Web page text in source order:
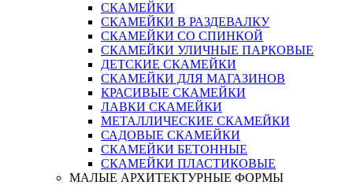
СКАМЕЙКИ
СКАМЕЙКИ В РАЗДЕВАЛКУ
СКАМЕЙКИ СО СПИНКОЙ
СКАМЕЙКИ УЛИЧНЫЕ ПАРКОВЫЕ
ДЕТСКИЕ СКАМЕЙКИ
СКАМЕЙКИ ДЛЯ МАГАЗИНОВ
КРАСИВЫЕ СКАМЕЙКИ
ЛАВКИ СКАМЕЙКИ
МЕТАЛЛИЧЕСКИЕ СКАМЕЙКИ
САДОВЫЕ СКАМЕЙКИ
СКАМЕЙКИ БЕТОННЫЕ
СКАМЕЙКИ ПЛАСТИКОВЫЕ
МАЛЫЕ АРХИТЕКТУРНЫЕ ФОРМЫ